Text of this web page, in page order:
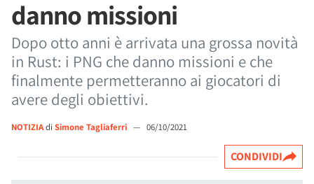
danno missioni
Dopo otto anni è arrivata una grossa novità
in Rust: i PNG che danno missioni e che
finalmente permetteranno ai giocatori di
avere degli obiettivi.
NOTIZIAdi Simone Tagliaferri — 06/10/2021
CONDIVIDI